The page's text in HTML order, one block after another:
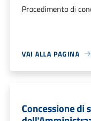
Procedimento di
VAI ALLA PAGINA
Concessione di